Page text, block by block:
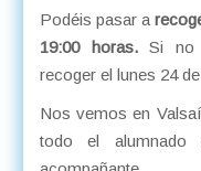
Podéis pasar a
19:00 horas.Si no
recoger el lunes 24
Nos vemos en
todo el